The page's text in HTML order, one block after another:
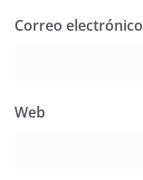
Correo electrónico
Web